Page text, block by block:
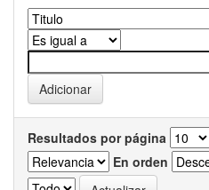
Resultados por página
En orden